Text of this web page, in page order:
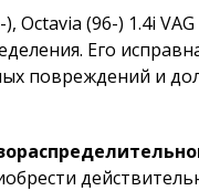
Octavia (96-) 1.4i
Его
повреждений и